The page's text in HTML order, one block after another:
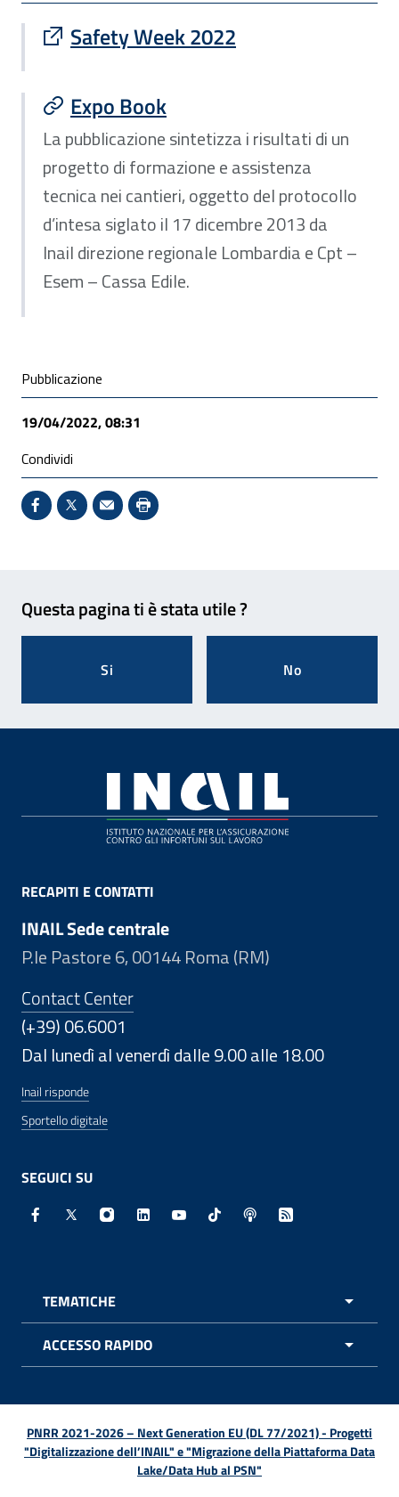
Safety Week 2022
Sito esterno : apre una nuova finestra
Expo Book
La pubblicazione sintetizza i risultati di un
progetto di formazione e assistenza
tecnica nei cantieri, oggetto del protocollo
d’intesa siglato il 17 dicembre 2013 da
Inail direzione regionale Lombardia e Cpt –
Esem – Cassa Edile.
Condivisione social
Pubblicazione
19/04/2022, 08:31
Condividi
Condividi su Facebook - Sito esterno - Apertura in
X - Sito esterno - Apertura in nuova finestra
Invio Mail: apre il programma di posta
Stampa pagina: scelta meno
Questa pagina ti è stata utile ?
Si No
RECAPITI E CONTATTI
INAIL Sede centrale
P.le Pastore 6, 00144 Roma (RM)
Contact Center
(+39) 06.6001
Dal lunedì al venerdì dalle 9.00 alle 18.00
Inail risponde
Sportello digitale
SEGUICI SU
Facebook - Sito esterno - Apertura in nuova finestra
X - Sito esterno - Apertura in nuova finestra
Instagram - Sito esterno - Apertura in
Linkedin - Sito esterno - Apertura in
Youtube - Sito esterno -
TikTok - Sito esterno -
Spreaker - Sito
Feed RSS -
TEMATICHE
ACCESSO RAPIDO
PNRR 2021-2026 – Next Generation EU (DL 77/2021) - Progetti
"Digitalizzazione dell’INAIL" e "Migrazione della Piattaforma Data
Lake/Data Hub al PSN"